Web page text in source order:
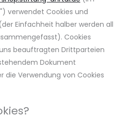
verwendet Cookies und
Einfachheit halber werden all
Cookies
beauftragten Drittparteien
Dokument
die Verwendung von Cookies